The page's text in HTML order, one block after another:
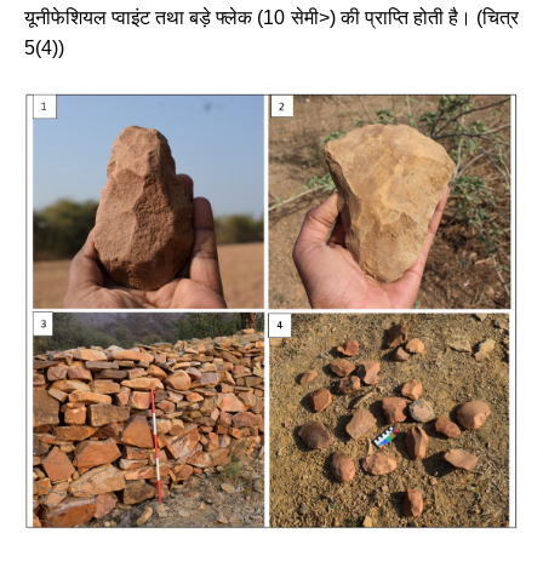
यूनीफेशियल प्वाइंट तथा बड़े फ्लेक(10 सेमी>)की प्राप्ति होती है। (चित्र
5(4))